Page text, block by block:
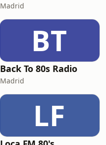
Madrid
BT
Back To 80s Radio
Madrid
LF